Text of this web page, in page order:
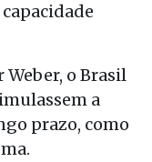
o Brasil
a
prazo, como